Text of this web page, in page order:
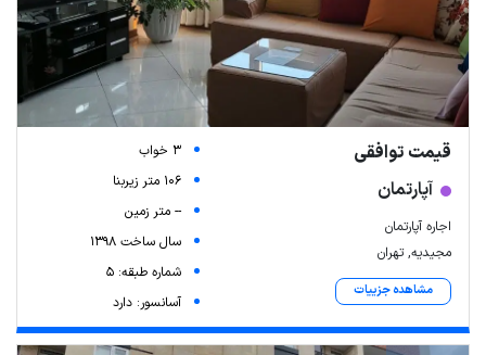
قیمت توافقی
آپارتمان
اجاره آپارتمان
مجیدیه, تهران
مشاهده جزییات
3 خواب
106 متر زیربنا
-- متر زمین
سال ساخت 1398
شماره طبقه: 5
آسانسور: دارد